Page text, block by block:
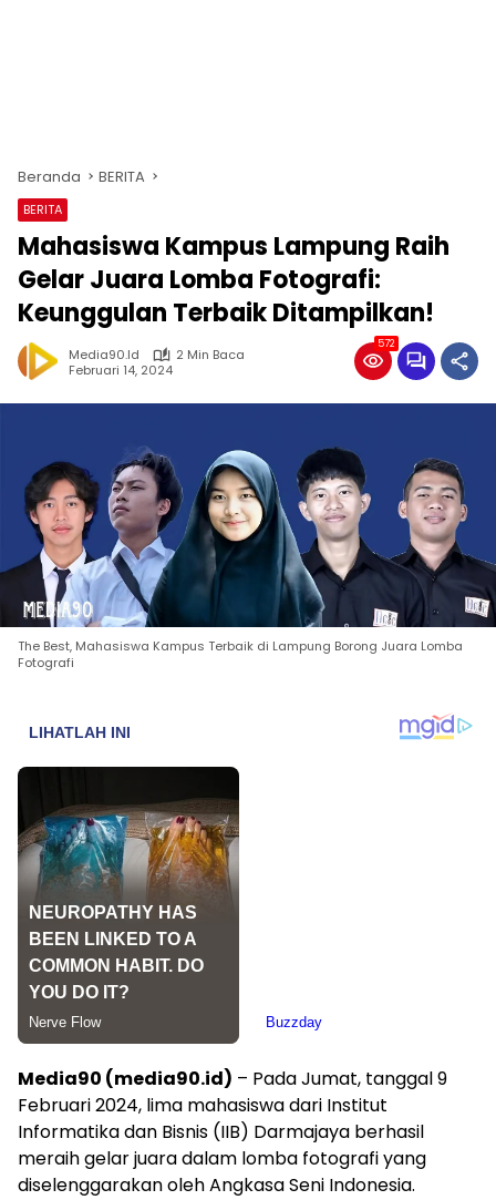
Beranda BERITA
BERITA
Mahasiswa Kampus Lampung Raih
Gelar Juara Lomba Fotografi:
Keunggulan Terbaik Ditampilkan!
Media90.id
2 Min Baca
Februari 14, 2024
572
The Best, Mahasiswa Kampus Terbaik di Lampung Borong Juara Lomba
Fotografi
Media90 (media90.id) – Pada Jumat, tanggal 9
Februari 2024, lima mahasiswa dari Institut
Informatika dan Bisnis (IIB) Darmajaya berhasil
meraih gelar juara dalam lomba fotografi yang
diselenggarakan oleh Angkasa Seni Indonesia.